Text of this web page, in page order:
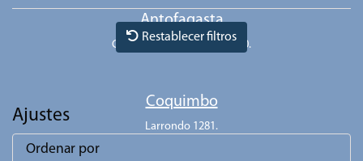
Restablecer filtros
Ajustes
Ordenar por
Antofagasta
Casa Central. Angamos 0610.
Coquimbo
Larrondo 1281.